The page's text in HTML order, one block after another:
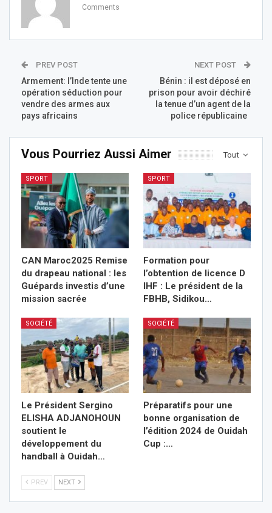
Comments
PREV POST
Armement: l’Inde tente une
opération séduction pour
vendre des armes aux
pays africains
NEXT POST
Bénin : il est déposé en
prison pour avoir déchiré
la tenue d’un agent de la
police républicaine
Tout
Vous Pourriez Aussi Aimer
SPORT
CAN Maroc2025 Remise
du drapeau national : les
Guépards investis d’une
mission sacrée
SPORT
Formation pour
l’obtention de licence D
IHF : Le président de la
FBHB, Sidikou…
SOCIÉTÉ
Le Président Sergino
ELISHA ADJANOHOUN
soutient le
développement du
handball à Ouidah…
SOCIÉTÉ
Préparatifs pour une
bonne organisation de
l’édition 2024 de Ouidah
Cup :…
PREV NEXT